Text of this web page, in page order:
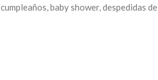
cumpleaños, baby shower, despedidas de